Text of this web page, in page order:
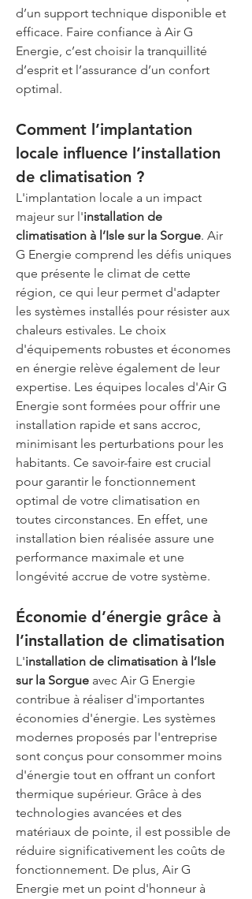
d’un support technique disponible et
efficace. Faire confiance à Air G
Energie, c’est choisir la tranquillité
d’esprit et l’assurance d’un confort
optimal.
Comment l’implantation
locale influence l’installation
de climatisation ?
L'implantation locale a un impact
majeur sur l'installation de
climatisation à l’Isle sur la Sorgue. Air
G Energie comprend les défis uniques
que présente le climat de cette
région, ce qui leur permet d'adapter
les systèmes installés pour résister aux
chaleurs estivales. Le choix
d'équipements robustes et économes
en énergie relève également de leur
expertise. Les équipes locales d'Air G
Energie sont formées pour offrir une
installation rapide et sans accroc,
minimisant les perturbations pour les
habitants. Ce savoir-faire est crucial
pour garantir le fonctionnement
optimal de votre climatisation en
toutes circonstances. En effet, une
installation bien réalisée assure une
performance maximale et une
longévité accrue de votre système.
Économie d’énergie grâce à
l’installation de climatisation
L'installation de climatisation à l’Isle
sur la Sorgue avec Air G Energie
contribue à réaliser d'importantes
économies d'énergie. Les systèmes
modernes proposés par l'entreprise
sont conçus pour consommer moins
d'énergie tout en offrant un confort
thermique supérieur. Grâce à des
technologies avancées et des
matériaux de pointe, il est possible de
réduire significativement les coûts de
fonctionnement. De plus, Air G
Energie met un point d'honneur à